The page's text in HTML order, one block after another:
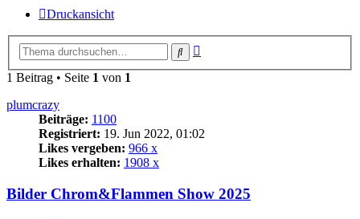
Druckansicht
Suche
1 Beitrag • Seite 1 von 1
plumcrazy
Beiträge: 1100
Registriert: 19. Jun 2022, 01:02
Likes vergeben: 966 x
Likes erhalten: 1908 x
Bilder Chrom&Flammen Show 2025